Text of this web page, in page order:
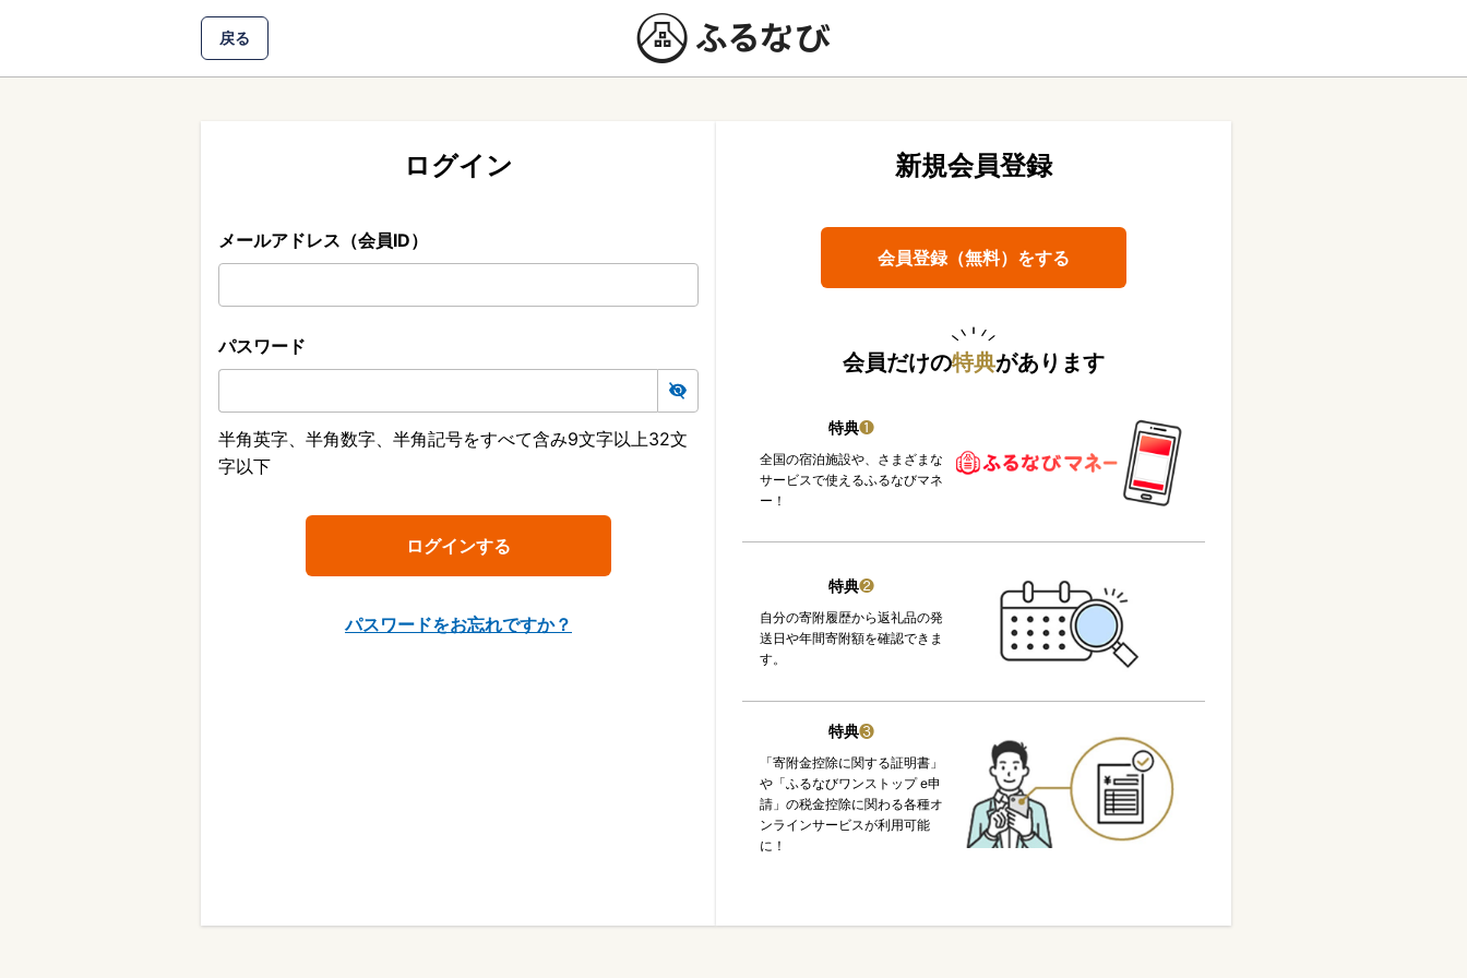
戻る
ログイン
メールアドレス（会員ID）
パスワード
半角英字、半角数字、半角記号をすべて含み9文字以上32文
字以下
パスワードをお忘れですか？
新規会員登録
会員登録（無料）をする
会員だけの特典があります
特典❶
全国の宿泊施設や、さまざまな
サービスで使えるふるなびマネ
ー！
特典❷
自分の寄附履歴から返礼品の発
送日や年間寄附額を確認できま
す。
特典❸
「寄附金控除に関する証明書」
や「ふるなびワンストップ e申
請」の税金控除に関わる各種オ
ンラインサービスが利用可能
に！